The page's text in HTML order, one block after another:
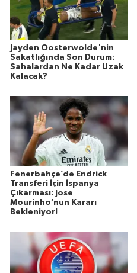
Jayden Oosterwolde'nin
Sakatlığında Son Durum:
Sahalardan Ne Kadar Uzak
Kalacak?
Fenerbahçe’de Endrick
Transferi İçin İspanya
Çıkarması: Jose
Mourinho’nun Kararı
Bekleniyor!